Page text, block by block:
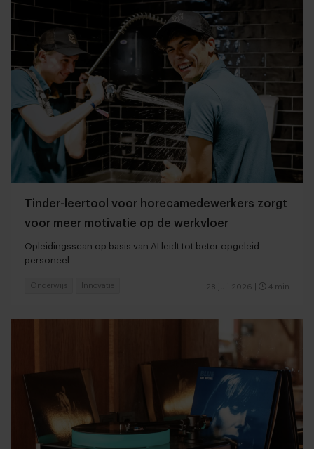
Tinder-leertool voor horecamedewerkers zorgt
voor meer motivatie op de werkvloer
Opleidingsscan op basis van AI leidt tot beter opgeleid
personeel
28 juli 2026 4 min
Onderwijs Innovatie